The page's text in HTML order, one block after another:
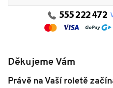
555 222 472
Děkujeme Vám
Právě na Vaší roletě